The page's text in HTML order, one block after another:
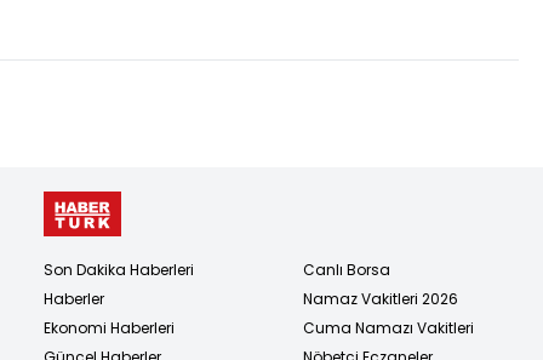
Son Dakika Haberleri
Haberler
Ekonomi Haberleri
Canlı Borsa
Namaz Vakitleri 2026
Cuma Namazı Vakitleri